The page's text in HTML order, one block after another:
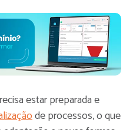
estar preparada e
de processos, o que